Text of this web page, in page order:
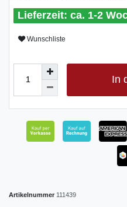
ca. 1-2
Wunschliste
In
Artikelnummer 111439